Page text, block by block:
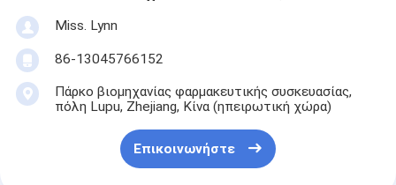
Miss. Lynn
86-13045766152
Πάρκο βιομηχανίας φαρμακευτικής συσκευασίας,
πόλη Lupu, Zhejiang, Κίνα (ηπειρωτική χώρα)
Επικοινωνήστε